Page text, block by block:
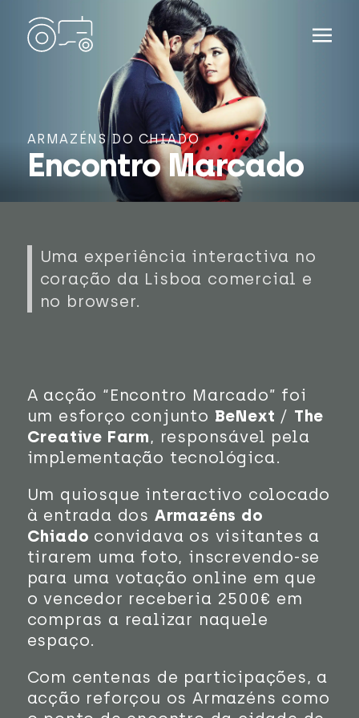
ARMAZÉNS DO CHIADO
Encontro Marcado
Uma experiência interactiva no
coração da Lisboa comercial e
no browser.
A acção “Encontro Marcado” foi
um esforço conjunto BeNext / The
Creative Farm, responsável pela
implementação tecnológica.
Um quiosque interactivo colocado
à entrada dos Armazéns do
Chiado convidava os visitantes a
tirarem uma foto, inscrevendo-se
para uma votação online em que
o vencedor receberia 2500€ em
compras a realizar naquele
espaço.
Com centenas de participações, a
acção reforçou os Armazéns como